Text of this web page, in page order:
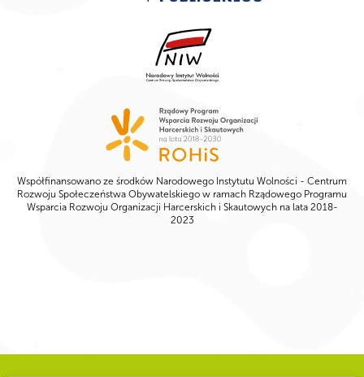
Współfinansowano ze środków Narodowego Instytutu Wolności - Centrum
Rozwoju Społeczeństwa Obywatelskiego w ramach Rządowego Programu
Wsparcia Rozwoju Organizacji Harcerskich i Skautowych na lata 2018-
2023